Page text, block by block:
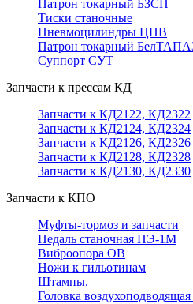
Патрон токарный БЗСП
Тиски станочные
Пневмоцилиндры ЦПВ
Патрон токарный
Суппорт СУТ
Запчасти к прессам КД
Запчасти к КД2122, КД2322
Запчасти к КД2124, КД2324
Запчасти к КД2126, КД2326
Запчасти к КД2128, КД2328
Запчасти к КД2130, КД2330
Запчасти к КПО
Муфты-тормоз и запчасти
Педаль станочная ПЭ-1М
Виброопора ОВ
Ножи к гильотинам
Штампы.
Головка